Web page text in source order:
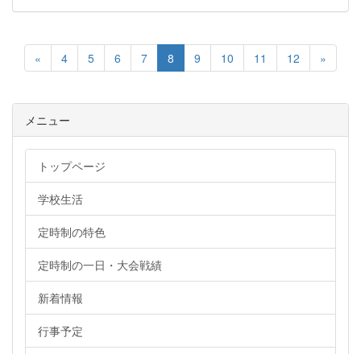
« 4 5 6 7 8 9 10 11 12 »
メニュー
トップページ
学校生活
定時制の特色
定時制の一日・大会戦績
新着情報
行事予定